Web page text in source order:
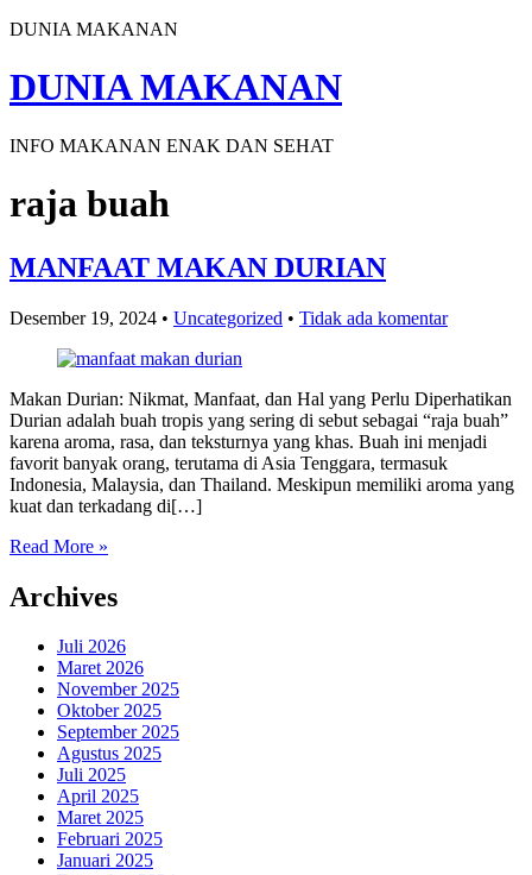
DUNIA MAKANAN
DUNIA MAKANAN
INFO MAKANAN ENAK DAN SEHAT
raja buah
MANFAAT MAKAN DURIAN
Desember 19, 2024 • Uncategorized • Tidak ada komentar
Makan Durian: Nikmat, Manfaat, dan Hal yang Perlu Diperhatikan
Durian adalah buah tropis yang sering di sebut sebagai “raja buah”
karena aroma, rasa, dan teksturnya yang khas. Buah ini menjadi
favorit banyak orang, terutama di Asia Tenggara, termasuk
Indonesia, Malaysia, dan Thailand. Meskipun memiliki aroma yang
kuat dan terkadang di[…]
Read More »
Archives
Juli 2026
Maret 2026
November 2025
Oktober 2025
September 2025
Agustus 2025
Juli 2025
April 2025
Maret 2025
Februari 2025
Januari 2025